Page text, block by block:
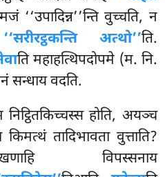
‘‘उपादिन्न’’न्ति वुच्चति, न
‘‘सरीरट्ठकन्ति अत्थो’’ति.
ति महाहत्थिपदोपमे (म. नि.
सन्धाय वदति.
होति, अयञ्च
तादिभावता वुत्ताति?
विपस्सनाय